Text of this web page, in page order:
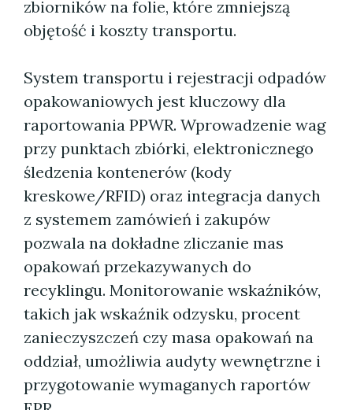
zbiorników na folie, które zmniejszą
objętość i koszty transportu.
System transportu i rejestracji odpadów
opakowaniowych jest kluczowy dla
raportowania PPWR. Wprowadzenie wag
przy punktach zbiórki, elektronicznego
śledzenia kontenerów (kody
kreskowe/RFID) oraz integracja danych
z systemem zamówień i zakupów
pozwala na dokładne zliczanie mas
opakowań przekazywanych do
recyklingu. Monitorowanie wskaźników,
takich jak wskaźnik odzysku, procent
zanieczyszczeń czy masa opakowań na
oddział, umożliwia audyty wewnętrzne i
przygotowanie wymaganych raportów